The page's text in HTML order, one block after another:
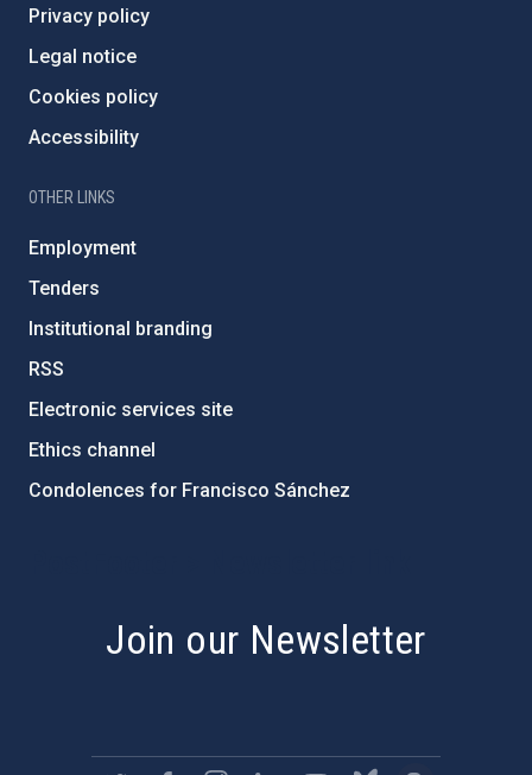
Privacy policy
Legal notice
Cookies policy
Accessibility
OTHER LINKS
Employment
Tenders
Institutional branding
RSS
Electronic services site
Ethics channel
Condolences for Francisco Sánchez
Join our Newsletter